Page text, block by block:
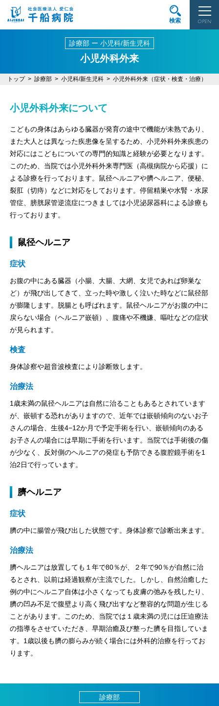
OPEN
検索
診療部 ー 小児科/新生児科
小児外科外来
トップ 診療部 小児科/新生児科 小児外科外来（症状・検査・治療）
小児外科外来について
こどもの身体はあらゆる臓器が発育の途中で機能が未熟であり、
また大人とは異なった疾患像を呈するため、小児外科外来疾患の
対応にはこどもについての専門的知識と経験が必要となります。
このため、当院では小児外科外来専門医（高槻病院から応援）に
よる診療を行っております。鼠径ヘルニアや臍ヘルニア、便秘、
裂肛（切痔）などに対応をしております。停留精巣や水腎・水尿
管症、膀胱尿管逆流症につきましては小児泌尿器科による診療も
行っております。
鼠径ヘルニア
症状
お腹の中にある臓器（小腸、大腸、大網、女児であれば卵巣な
ど）が飛び出してきて、立った時や激しく泣いた時などに鼠径部
が膨隆します。脱腸とも呼ばれます。鼠径ヘルニアがお腹の中に
戻らない場合（ヘルニア嵌頓）、腹痛や不機嫌、嘔吐などの症状
が見られます。
検査
身体診察や超音波検査により診断致します。
治療法
1歳未満の鼠径ヘルニアは自然に治ることもあるとされています
が、嵌頓する恐れがありますので、近年では嵌頓傾向のないお子
さんの場合、生後4−12か月で予定手術を行い、嵌頓傾向のある
お子さんの場合には早期に手術を行います。当院では手術後の傷
が少なく、反対側のヘルニアの発症も予防できる腹腔鏡手術を1
泊2日で行っています。
臍ヘルニア
症状
臍の中に腸管が飛び出した状態です。身体診察で診断出来ます。
治療法
臍ヘルニアは放置しても１年で80％が、２年で90％が自然に治
るとされ、以前は経過観察が主流でした。しかし、自然治癒した
例の中にヘルニア自体は小さくなっても皮膚の弛みを残したり、
臍の凹み不足で腹壁より高く飛び出すなど整容的な問題が生じる
ことがあります。このため、当院では１歳未満の児には圧迫療法
の指導をさせていただき、早期治癒及び整った臍を目指していま
す。1歳以後も臍の膨らみが続く場合には外科的治療を行ってお
ります。
診療部